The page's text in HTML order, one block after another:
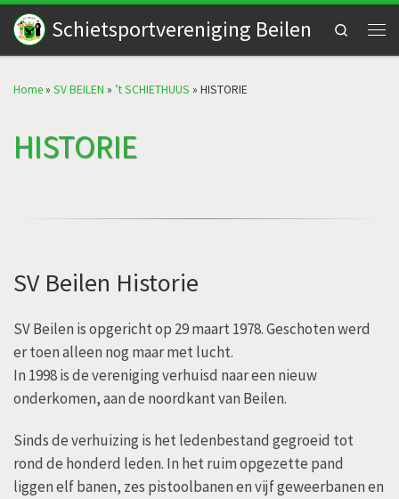
Skip to content
Schietsportvereniging Beilen
Search
Home » SV BEILEN » ’t SCHIETHUUS » HISTORIE
HISTORIE
SV Beilen Historie
SV Beilen is opgericht op 29 maart 1978. Geschoten werd
er toen alleen nog maar met lucht.
In 1998 is de vereniging verhuisd naar een nieuw
onderkomen, aan de noordkant van Beilen.
Sinds de verhuizing is het ledenbestand gegroeid tot
rond de honderd leden. In het ruim opgezette pand
liggen elf banen, zes pistoolbanen en vijf geweerbanen en